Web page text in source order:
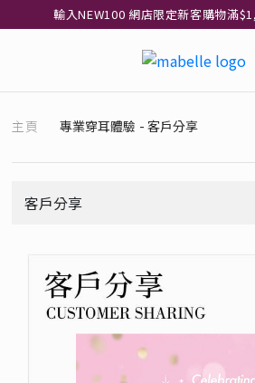
指定純銀動物耳環2件享7折
網店購物即享免費送貨服務
全港任何MaBelle門市自取貨
主頁 專業穿耳體驗 - 客戶分享
客戶分享